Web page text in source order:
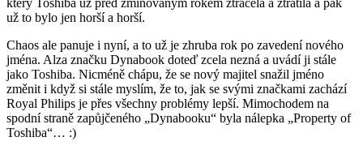
který Toshiba už před zmiňovaným rokem ztrácela a ztratila a pak
už to bylo jen horší a horší.
Chaos ale panuje i nyní, a to už je zhruba rok po zavedení nového
jména. Alza značku Dynabook doteď zcela nezná a uvádí ji stále
jako Toshiba. Nicméně chápu, že se nový majitel snažil jméno
změnit i když si stále myslím, že to, jak se svými značkami zachází
Royal Philips je přes všechny problémy lepší. Mimochodem na
spodní straně zapůjčeného „Dynabooku“ byla nálepka „Property of
Toshiba“… :)